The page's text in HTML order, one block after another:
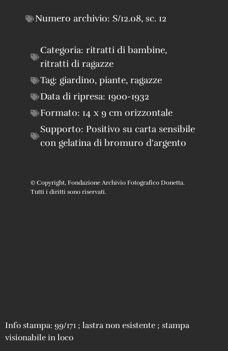
Info stampa: 99/171 ; lastra non esistente ; stampa
visionabile in loco
Numero archivio: S/12.08, sc. 12
Categoria: ritratti di bambine,
ritratti di ragazze
Tag: giardino, piante, ragazze
Data di ripresa: 1900-1932
Formato: 14 x 9 cm orizzontale
Supporto: Positivo su carta sensibile
con gelatina di bromuro d'argento
© Copyright, Fondazione Archivio Fotografico Donetta.
Tutti i diritti sono riservati.